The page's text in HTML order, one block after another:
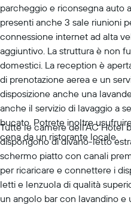
parcheggio e riconsegna auto
presenti anche 3 sale riunioni
connessione internet ad alta
aggiuntivo. La struttura è non
domestici. La reception è
di prenotazione aerea e un
disposizione anche una
anche il servizio di lavaggio a
bucato. Potrete inoltre
cena da un ristorante locale.
Tutte le camere dell'AC Hotel
dispongono di divano-letto
schermo piatto con canali
per ricaricare e connettere i
letti e lenzuola di qualità
un angolo bar con lavandino e